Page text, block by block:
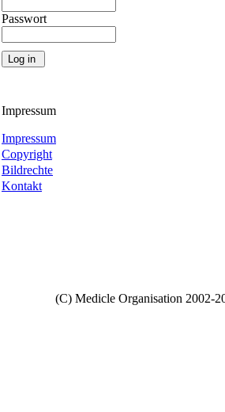
Passwort
Impressum
Impressum
Copyright
Bildrechte
Kontakt
(C) Medicle Organisation 2002-